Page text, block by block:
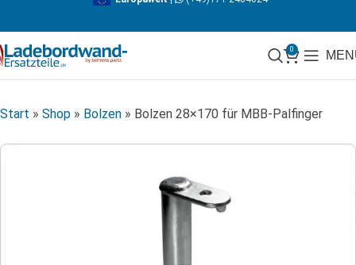
0
Start » Shop » Bolzen » Bolzen 28×170 für MBB-Palfinger